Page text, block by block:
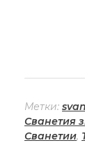
Метки:
Сванетия
Сванетии,